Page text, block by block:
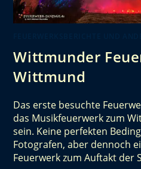
Wittmunder
Wittmund
Das erste besuchte
das Musikfeuerwerk zum
sein. Keine perfekten
Fotografen, aber dennoch
Feuerwerk zum Auftakt der